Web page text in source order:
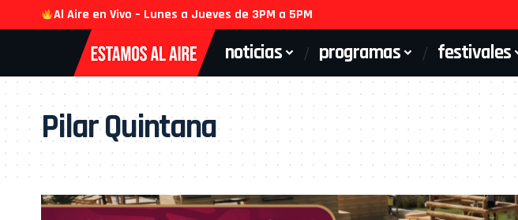
Al Aire en Vivo – Lunes a Jueves de 3PM a 5PM
noticias programas festivales
Pilar Quintana